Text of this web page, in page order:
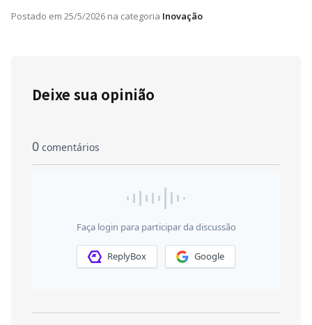
Postado em 25/5/2026 na categoria Inovação
Deixe sua opinião